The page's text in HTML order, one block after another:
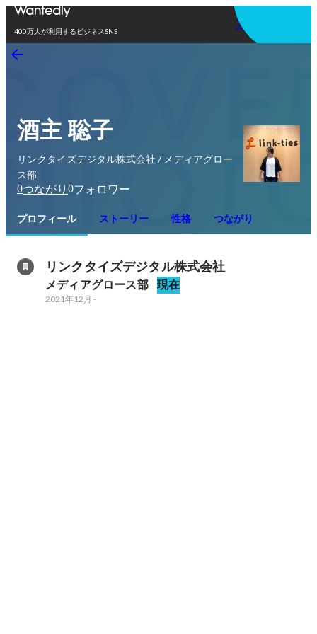
400万人が利用するビジネスSNS
アプリを使う
酒主 聡子
リンクタイズデジタル株式会社 / メディアグロー
ス部
0つながり 0フォロワー
プロフィール ストーリー 性格 つながり
リンクタイズデジタル株式会社
メディアグロース部 現在
2021年12月 -